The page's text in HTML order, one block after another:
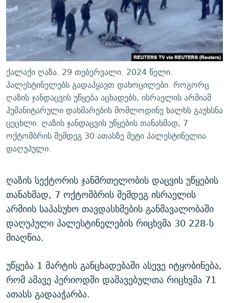
ᲛᲝᲚᲐᲞᲐᲠᲐᲙᲔ ᲢᲔᲥᲡᲢᲔᲑᲘ
ᲨᲘᲜ - ᲣᲪᲮᲝᲔᲗᲨᲘ
ᲚᲘᲢᲔᲠᲐᲢᲣᲠᲣᲚᲘ ᲬᲐᲮᲜᲐᲒᲔᲑᲘ
ᲐᲛᲔᲠᲘᲙᲣᲚᲘ ᲛᲝᲗᲮᲠᲝᲑᲐ
ᲘᲛᲞᲔᲠᲘᲐ ᲓᲐ ᲠᲐᲓᲘᲝ
ᲩᲔᲛᲘ ᲡᲘᲙᲕᲓᲘᲚᲘᲡ ᲛᲘᲖᲔᲖᲘᲐ COVID-19
11 ᲬᲔᲚᲘ - 11 ᲐᲛᲑᲐᲕᲘ
ᲡᲐᲞᲐᲠᲚᲐᲛᲔᲜᲢᲝ ᲐᲠᲩᲔᲕᲜᲔᲑᲘᲡ ᲘᲡᲢᲝᲠᲘᲐ
ᲑᲐᲕᲨᲕᲔᲑᲘ ᲞᲠᲝᲡᲢᲘᲢᲣᲪᲘᲐᲨᲘ - ᲐᲛᲝᲣᲗᲥᲛᲔᲚᲘ ᲐᲛᲑᲐᲕᲘ
5 ᲐᲛᲑᲐᲕᲘ - 20 ᲘᲕᲜᲘᲡᲡ ᲓᲐᲨᲐᲕᲔᲑᲣᲚᲔᲑᲘ
ᲐᲒᲕᲘᲡᲢᲝᲡ ᲝᲛᲘ
ПРИВЕТ ᲙᲣᲚᲢᲣᲠᲐ
ᲒᲐᲛᲝᲘᲬᲔᲠᲔ
რთე/რთ-ის ყველა საიტი
ქალაქი ღაზა. 29 თებერვალი. 2024 წელი.
პალესტინელებს გადაჰყავთ დახოცილები. როგორც
ღაზის ჯანდაცვის უწყება აცხადებს, ისრაელის არმიამ
ჰუმანიტარული დახმარების მომლოდინე ხალხს გაუხსნა
ცეცხლი. ღაზის ჯანდაცვის უწყების თანახმად, 7
ოქტომბრის შემდეგ 30 ათასზე მეტი პალესტინელია
დაღუპული.
ღაზის სექტორის ჯანმრთელობის დაცვის უწყების
თანახმად, 7 ოქტომბრის შემდეგ ისრაელის
არმიის საპასუხო თავდასხმების განმავალობაში
დაღუპული პალესტინელების რიცხვმა 30 228-ს
მიაღწია.
უწყება 1 მარტის განცხადებაში ასევე იტყობინება,
რომ ამავე პერიოდში დაშავებულთა რიცხვმა 71
ათასს გადააჭარბა.